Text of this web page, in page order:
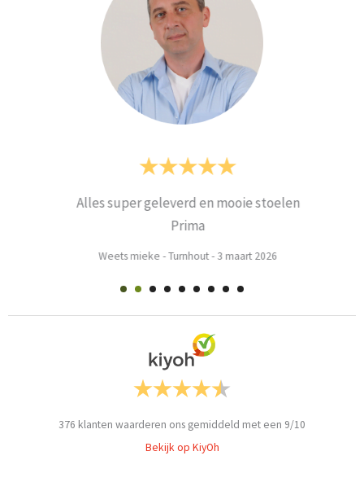
Alles super geleverd en mooie stoelen
Prima
Weets mieke -Turnhout-3 maart 2026
376 klanten waarderen ons gemiddeld met een 9/10
Bekijk op KiyOh